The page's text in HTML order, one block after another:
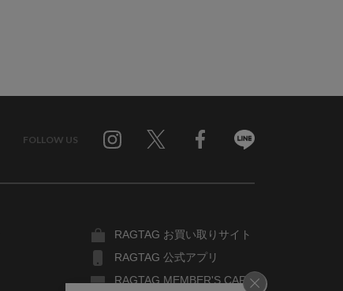
FOLLOW US
RAGTAG お買い取りサイト
RAGTAG 公式アプリ
RAGTAG MEMBER'S CARD